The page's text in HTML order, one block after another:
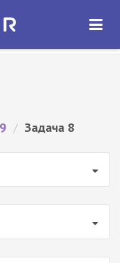
ОТКРЫТЬ
/ Задача 8